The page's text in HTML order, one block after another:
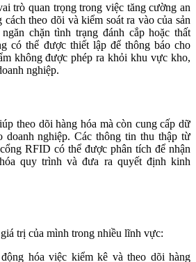
trò quan trọng trong việc tăng cường an
theo dõi và kiểm soát ra vào của sản
chặn tình trạng đánh cắp hoặc thất
có thể được thiết lập để thông báo cho
không được phép ra khỏi khu vực kho,
nghiệp.
theo dõi hàng hóa mà còn cung cấp dữ
doanh nghiệp. Các thông tin thu thập từ
RFID có thể được phân tích để nhận
quy trình và đưa ra quyết định kinh
trị của mình trong nhiều lĩnh vực:
hóa việc kiểm kê và theo dõi hàng